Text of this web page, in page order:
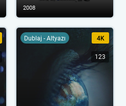
2008
Dublaj - Altyazı 4K
123